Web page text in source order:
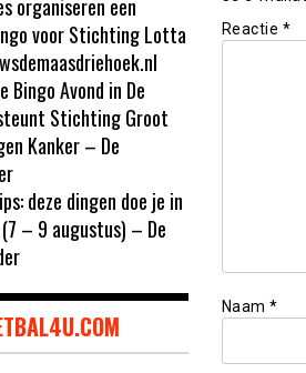
Reactie *
Naam *
organiseren een
voor Stichting Lotta
Bingo Avond in De
Stichting Groot
Kanker – De
deze dingen doe je in
(7 – 9 augustus) – De